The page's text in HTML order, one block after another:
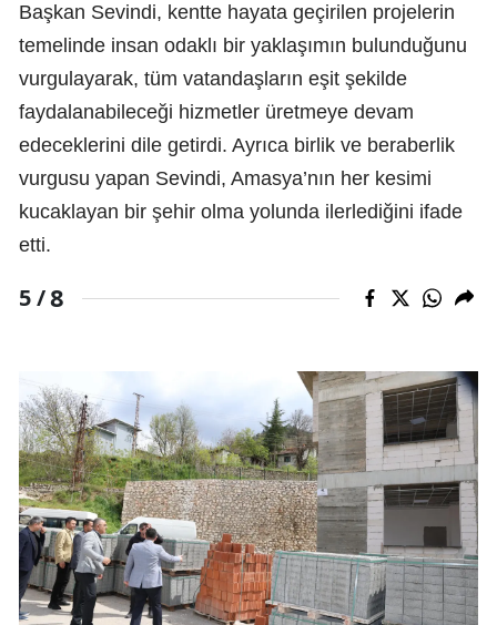
Başkan Sevindi, kentte hayata geçirilen projelerin
temelinde insan odaklı bir yaklaşımın bulunduğunu
vurgulayarak, tüm vatandaşların eşit şekilde
faydalanabileceği hizmetler üretmeye devam
edeceklerini dile getirdi. Ayrıca birlik ve beraberlik
vurgusu yapan Sevindi, Amasya’nın her kesimi
kucaklayan bir şehir olma yolunda ilerlediğini ifade
etti.
5 /8